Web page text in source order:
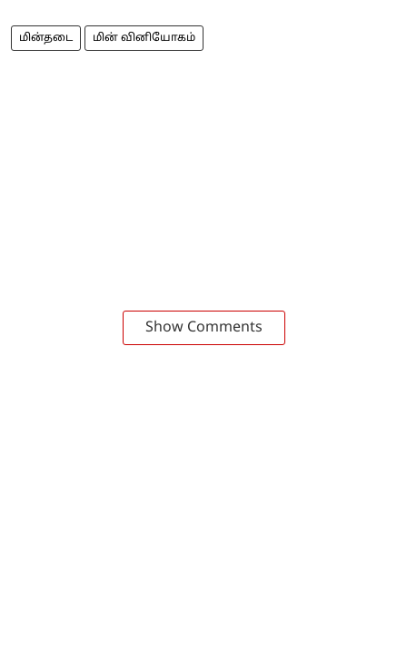
மின்தடை மின் வினியோகம்
Show Comments